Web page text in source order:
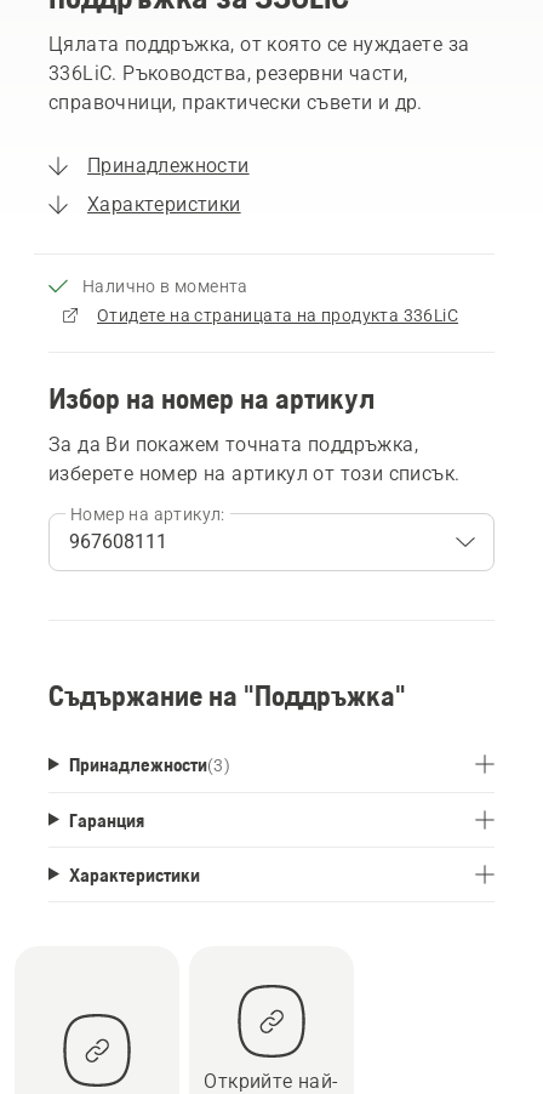
Цялата поддръжка, от която се нуждаете за
336LiC. Ръководства, резервни части,
справочници, практически съвети и др.
Принадлежности
Характеристики
Налично в момента
Отидете на страницата на продукта 336LiC
Избор на номер на артикул
За да Ви покажем точната поддръжка,
изберете номер на артикул от този списък.
Номер на артикул:
Съдържание на "Поддръжка"
Принадлежности(3)
Гаранция
Характеристики
Открийте най-